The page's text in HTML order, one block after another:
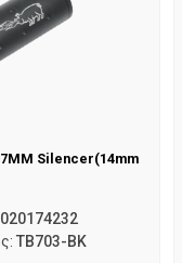
Silencer(14mm
TB703-BK